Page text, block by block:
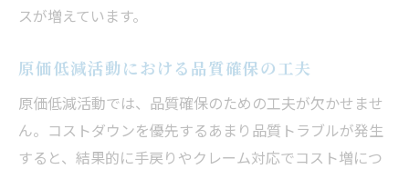
スが増えています。
原価低減活動における品質確保の工夫
原価低減活動では、品質確保のための工夫が欠かせませ
ん。コストダウンを優先するあまり品質トラブルが発生
すると、結果的に手戻りやクレーム対応でコスト増につ